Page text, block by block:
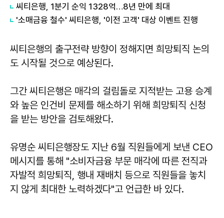
씨티은행, 1분기 순익 1328억…8년 만에 최대
'소매금융 철수' 씨티은행, '이전 고객' 대상 이벤트 진행
씨티은행의 출구전략 방향이 정해지면 희망퇴직 논의
도 시작될 것으로 예상된다.
그간 씨티은행은 매각의 걸림돌로 지적받는 고용 승계
와 높은 인건비 문제를 해소하기 위해 희망퇴직 신청
을 받는 방안을 검토해왔다.
유명순 씨티은행장도 지난 6월 직원들에게 보낸 CEO
메시지를 통해 "소비자금융 부문 매각에 따른 전직과
자발적 희망퇴직, 행내 재배치 등으로 직원들을 놓치
지 않게 최대한 노력하겠다"고 언급한 바 있다.